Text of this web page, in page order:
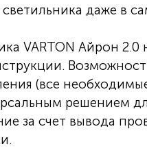
даже в
VARTON Айрон 2.0
(все
решением
за счет вывода